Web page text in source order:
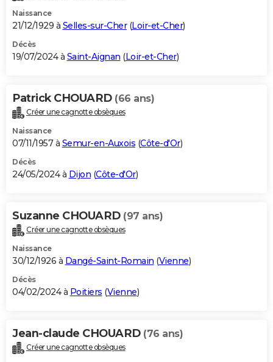
Naissance
21/12/1929 à Selles-sur-Cher(Loir-et-Cher)
Décès
19/07/2024 à Saint-Aignan (Loir-et-Cher)
Patrick CHOUARD (66 ans)
Créer une cagnotte obsèques
Naissance
07/11/1957 à Semur-en-Auxois (Côte-d'Or)
Décès
24/05/2024 à Dijon (Côte-d'Or)
Suzanne CHOUARD (97 ans)
Créer une cagnotte obsèques
Naissance
30/12/1926 à Dangé-Saint-Romain (Vienne)
Décès
04/02/2024 à Poitiers (Vienne)
Jean-claude CHOUARD (76 ans)
Créer une cagnotte obsèques